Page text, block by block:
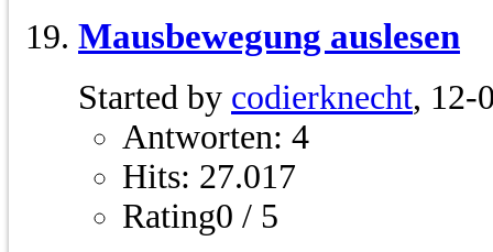
Mausbewegung auslesen
Started by codierknecht, 12-
Antworten: 4
Hits: 27.017
Rating0 / 5